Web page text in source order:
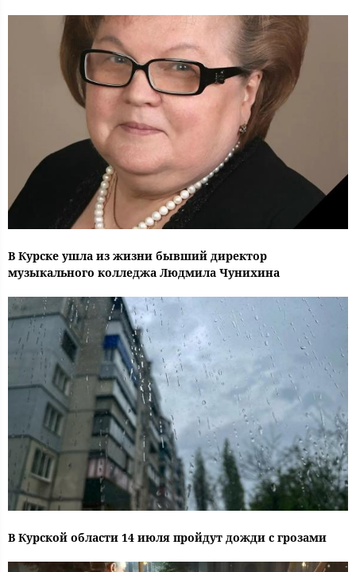
В Курске ушла из жизни бывший директор
музыкального колледжа Людмила Чунихина
В Курской области 14 июля пройдут дожди с грозами